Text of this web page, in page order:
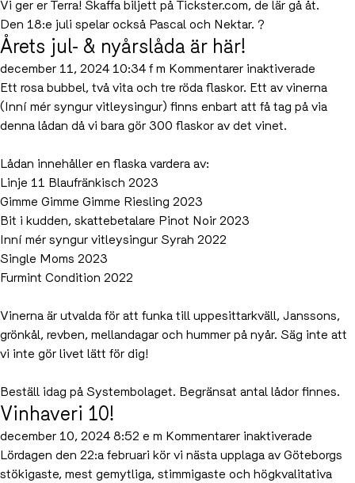
Vi ger er Terra! Skaffa biljett på Tickster.com, de lär gå åt.
Den 18:e juli spelar också Pascal och Nektar. ?
Årets jul- & nyårslåda är här!
december 11, 2024 10:34 f m Kommentarer inaktiverade
Årets
jul-
Ett rosa bubbel, två vita och tre röda flaskor. Ett av vinerna
(Inní mér syngur vitleysingur) finns enbart att få tag på via
denna lådan då vi bara gör 300 flaskor av det vinet.
Lådan innehåller en flaska vardera av:
Linje 11 Blaufränkisch 2023
Gimme Gimme Gimme Riesling 2023
Bit i kudden, skattebetalare Pinot Noir 2023
Inní mér syngur vitleysingur Syrah 2022
Single Moms 2023
Furmint Condition 2022
Vinerna är utvalda för att funka till uppesittarkväll, Janssons,
grönkål, revben, mellandagar och hummer på nyår. Säg inte att
vi inte gör livet lätt för dig!
Beställ idag på Systembolaget. Begränsat antal lådor finnes.
Vinhaveri 10!
december 10, 2024 8:52 e m Kommentarer inaktiverade
10!
Lördagen den 22:a februari kör vi nästa upplaga av Göteborgs
stökigaste, mest gemytliga, stimmigaste och högkvalitativa